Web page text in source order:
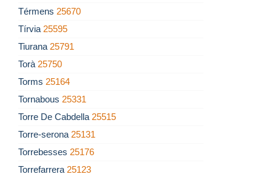
Térmens 25670
Tírvia 25595
Tiurana 25791
Torà 25750
Torms 25164
Tornabous 25331
Torre De Cabdella 25515
Torre-serona 25131
Torrebesses 25176
Torrefarrera 25123